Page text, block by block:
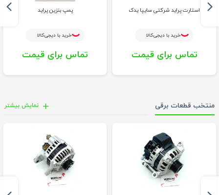
استارت پراید شرکتی سایپا یدک
خرید با دیجی‌کالا
تماس برای قیمت
پمپ بنزین پراید
خرید با دیجی‌کالا
تماس برای قیمت
منتخب قطعات برقی نمايش بيشتر